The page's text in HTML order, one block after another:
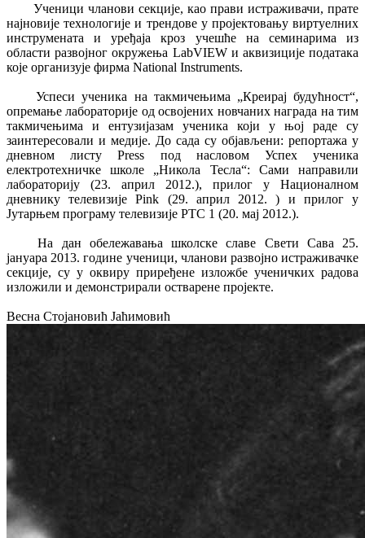
Ученици чланови секције, као прави истраживачи, прате
најновије технологије и трендове у пројектовању виртуелних
инструмената и уређаја кроз учешће на семинарима из
области развојног окружења LabVIEW и аквизиције података
које организује фирма National Instruments.
Успеси ученика на такмичењима „Креирај будућност“,
опремање лабораторије од освојених новчаних награда на тим
такмичењима и ентузијазам ученика који у њој раде су
заинтересовали и медије. До сада су објављени: репортажа у
дневном листу Press под насловом Успех ученика
електротехничке школе „Никола Тесла“: Сами направили
лабораторију (23. април 2012.), прилог у Националном
дневнику телевизије Pink (29. април 2012. ) и прилог у
Јутарњем програму телевизије РТС 1 (20. мај 2012.).
На дан обележавања школске славе Свети Сава 25.
јануара 2013. године ученици, чланови развојно истраживачке
секције, су у оквиру приређене изложбе ученичких радова
изложили и демонстрирали остварене пројекте.
Весна Стојановић Јаћимовић